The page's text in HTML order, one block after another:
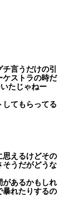
言うだけの引
ケストラの時だ
たじゃねー
てもらってる
思えるけどその
そうだがどうな
があるかもしれ
暴れたりするの